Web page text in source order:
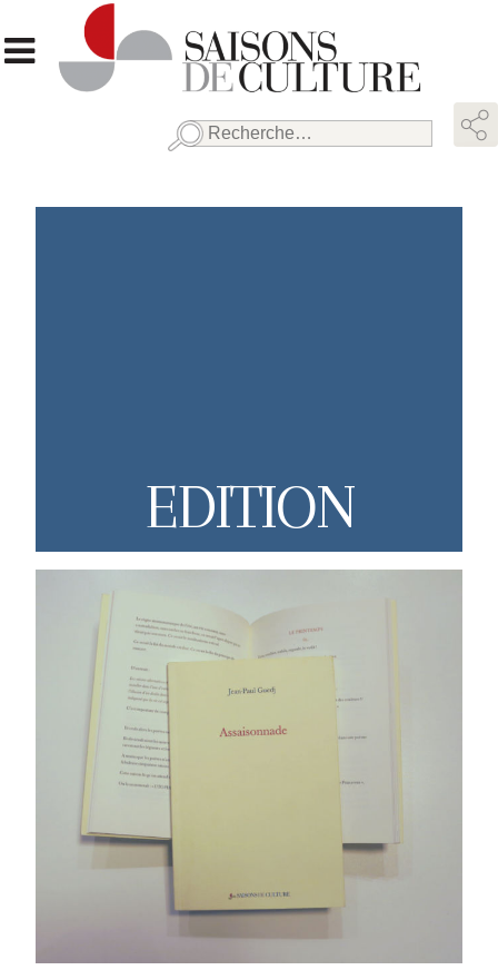
Rechercher :
EDITION